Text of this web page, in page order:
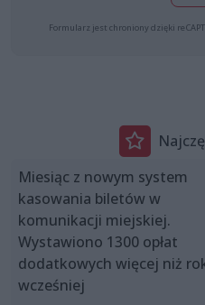
Formularz jest chroniony dzięki
Miesiąc z nowym system
kasowania biletów w
komunikacji miejskiej.
Wystawiono 1300 opłat
dodatkowych więcej niż
wcześniej